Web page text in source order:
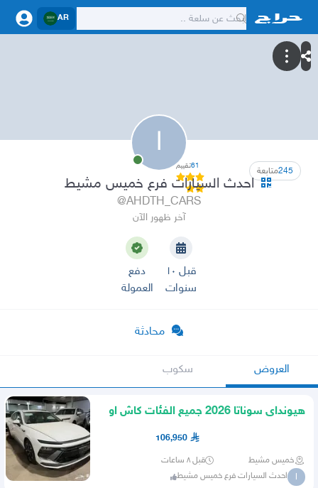
AR
ا
245متابعة 61تقييم
احدث السيارات فرع خميس مشيط
@AHDTH_CARS
آخر ظهور الآن
قبل ١٠
سنوات
دفع
العمولة
محادثة
العروض سكوب
هيونداى سوناتا 2026 جميع الفئات كاش او
106,950
خميس مشيط قبل ٨ ساعات
ا احدث السيارات فرع خميس مشيط